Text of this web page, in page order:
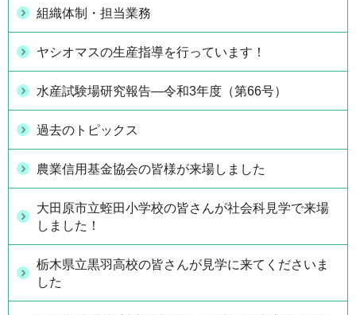
組織体制・担当業務
ヤシオマスの生産指導を行っています！
水産試験場研究報告―令和3年度（第66号）
過去のトピックス
農業信用基金協会の皆様が来場しました
大田原市立蛭田小学校の皆さんが社会科見学で来場
しました！
栃木県立黒羽高校の皆さんが見学に来てくださいま
した